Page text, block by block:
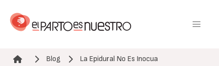
contenido
Ruta de navegación
Blog La Epidural No Es Inocua